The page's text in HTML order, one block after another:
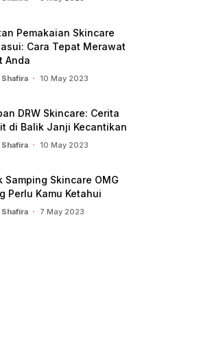
Pemakaian Skincare
Cara Tepat Merawat
Anda
Shafira 10 May 2023
DRW Skincare: Cerita
di Balik Janji Kecantikan
Shafira 10 May 2023
Samping Skincare OMG
Perlu Kamu Ketahui
Shafira 7 May 2023